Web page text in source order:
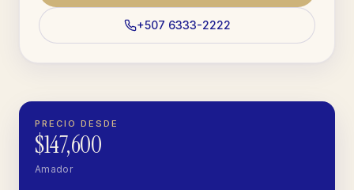
+507 6333-2222
PRECIO DESDE
$147,600
Amador